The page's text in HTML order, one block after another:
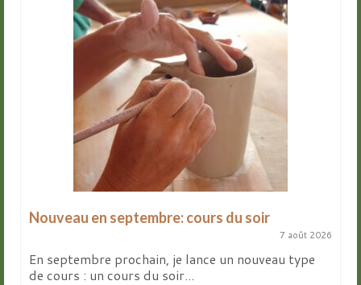
Nouveau en septembre: cours du soir
7 août 2026
En septembre prochain, je lance un nouveau type
de cours : un cours du soir...